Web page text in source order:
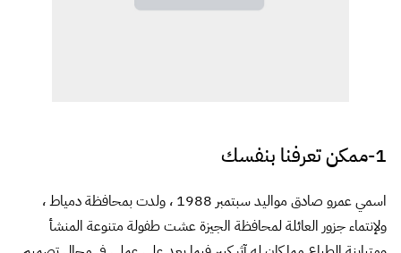
1-ممكن تعرفنا بنفسك
اسمي عمرو صادق مواليد سبتمبر 1988 ، ولدت بمحافظة دمياط ،
ولإنتماء جزور العائلة لمحافظة الجيزة عشت طفولة متنوعة المنشأ